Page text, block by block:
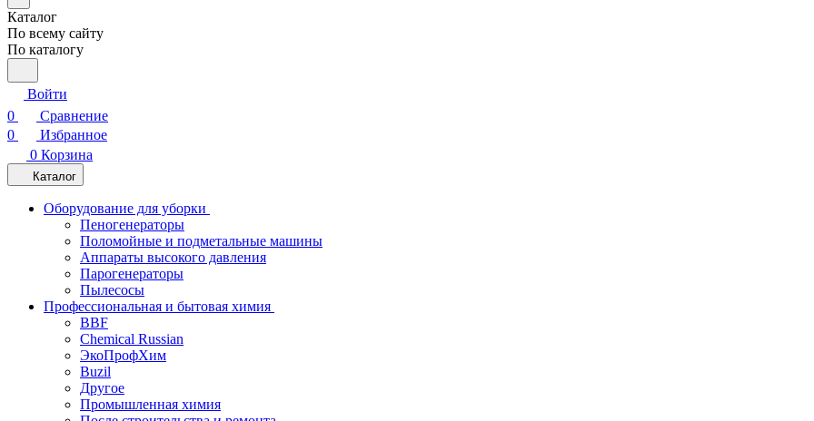
Каталог
По всему сайту
По каталогу
Войти
0
Сравнение
0
Избранное
0 Корзина
Каталог
Оборудование для уборки
Пеногенераторы
Поломойные и подметальные машины
Аппараты высокого давления
Парогенераторы
Пылесосы
Профессиональная и бытовая химия
BBF
Chemical Russian
ЭкоПрофХим
Buzil
Другое
Промышленная химия